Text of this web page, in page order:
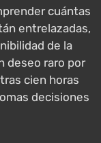
cuántas
entrelazadas,
de la
deseo raro por
cien horas
decisiones